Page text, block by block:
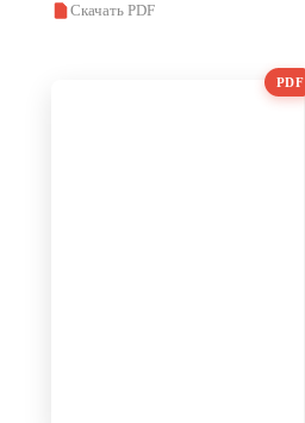
Скачать PDF
PDF